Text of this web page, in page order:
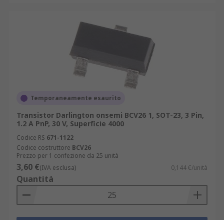
Temporaneamente esaurito
Transistor Darlington onsemi BCV26 1, SOT-23, 3 Pin,
1.2 A PnP, 30 V, Superficie 4000
Codice RS 671-1122
Codice costruttore BCV26
Prezzo per 1 confezione da 25 unità
3,60 €(IVA esclusa) 0,144 €/unità
Quantità